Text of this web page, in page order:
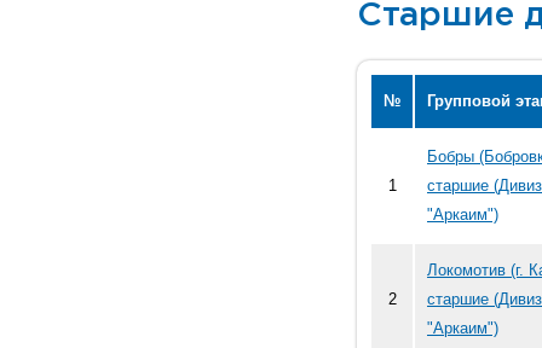
Старшие
№ Групповой
1
Бобры
старшие
"Аркаим")
2
Локомотив (г.
старшие
"Аркаим")